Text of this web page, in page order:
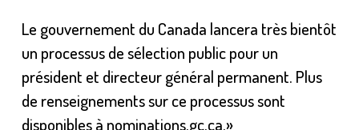
Le gouvernement du Canada lancera très bientôt
un processus de sélection public pour un
président et directeur général permanent. Plus
de renseignements sur ce processus sont
disponibles à nominations.gc.ca.»